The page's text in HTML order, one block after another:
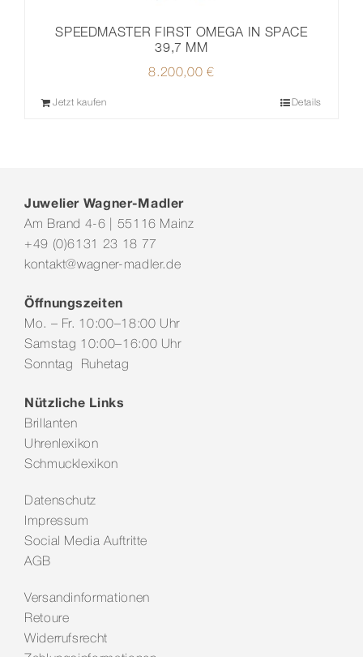
SPEEDMASTER FIRST OMEGA IN SPACE
39,7 MM
8.200,00€
Jetzt kaufen Details
Juwelier Wagner-Madler
Am Brand 4-6 | 55116 Mainz
+49 (0)6131 23 18 77
kontakt@wagner-madler.de
Öffnungszeiten
Mo. – Fr. 10:00–18:00 Uhr
Samstag 10:00–16:00 Uhr
Sonntag Ruhetag
Nützliche Links
Brillanten
Uhrenlexikon
Schmucklexikon
Datenschutz
Impressum
Social Media Auftritte
AGB
Versandinformationen
Retoure
Widerrufsrecht